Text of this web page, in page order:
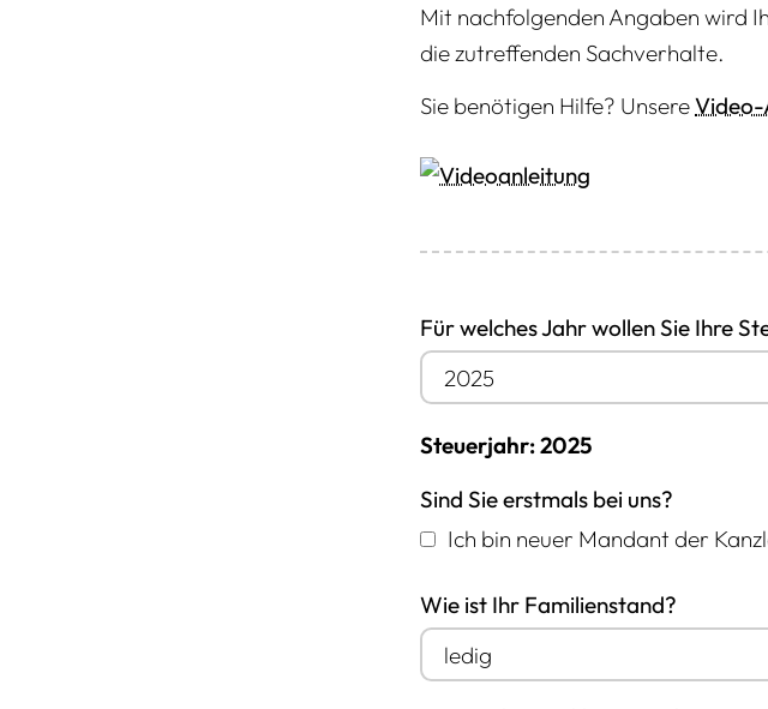
Mit nachfolgenden Angaben wird
die zutreffenden Sachverhalte.
Sie benötigen Hilfe? UnsereVideo-
Für welches Jahr wollen Sie Ihre
Steuerjahr: 2025
Sind Sie erstmals bei uns?
Ich bin neuer Mandant der
Wie ist Ihr Familienstand?